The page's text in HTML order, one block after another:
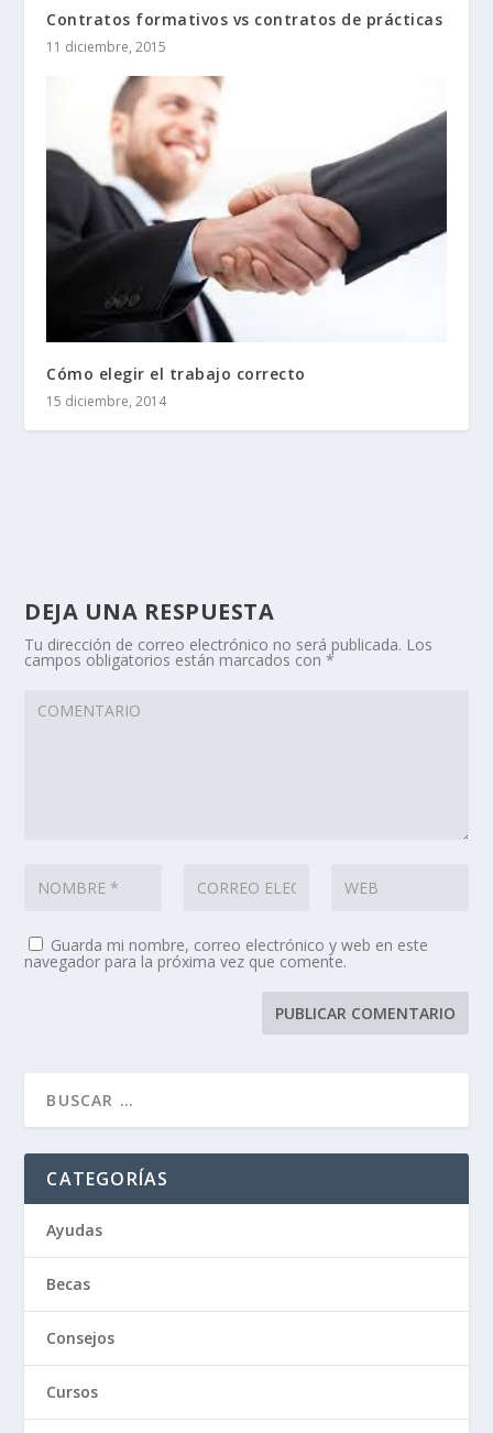
Contratos formativos vs contratos de prácticas
11 diciembre, 2015
Cómo elegir el trabajo correcto
15 diciembre, 2014
DEJA UNA RESPUESTA
Tu dirección de correo electrónico no será publicada. Los
campos obligatorios están marcados con*
Guarda mi nombre, correo electrónico y web en este
navegador para la próxima vez que comente.
CATEGORÍAS
Ayudas
Becas
Consejos
Cursos